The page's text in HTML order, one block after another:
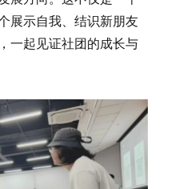
展示自我、结识新朋友
一起见证社团的成长与